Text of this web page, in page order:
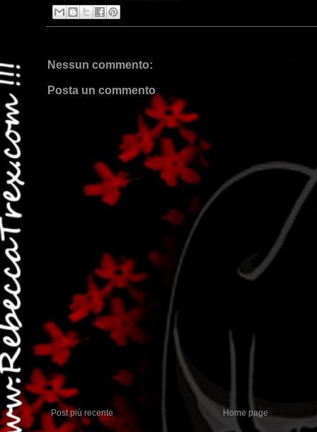
Nessun commento:
Posta un commento
Post più recente Home page